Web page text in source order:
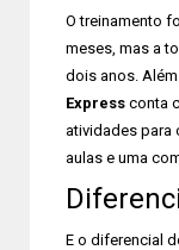
O treinamento
meses, mas a
dois anos.
Express conta
atividades para
aulas e uma
E o diferencial